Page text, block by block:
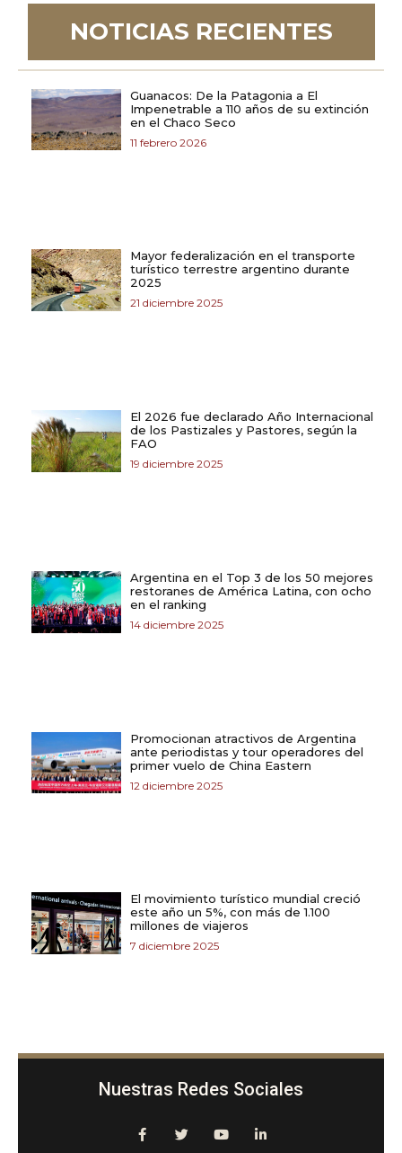
NOTICIAS RECIENTES
Guanacos: De la Patagonia a El
Impenetrable a 110 años de su extinción
en el Chaco Seco
11 febrero 2026
Mayor federalización en el transporte
turístico terrestre argentino durante
2025
21 diciembre 2025
El 2026 fue declarado Año Internacional
de los Pastizales y Pastores, según la
FAO
19 diciembre 2025
Argentina en el Top 3 de los 50 mejores
restoranes de América Latina, con ocho
en el ranking
14 diciembre 2025
Promocionan atractivos de Argentina
ante periodistas y tour operadores del
primer vuelo de China Eastern
12 diciembre 2025
El movimiento turístico mundial creció
este año un 5%, con más de 1.100
millones de viajeros
7 diciembre 2025
Nuestras Redes Sociales